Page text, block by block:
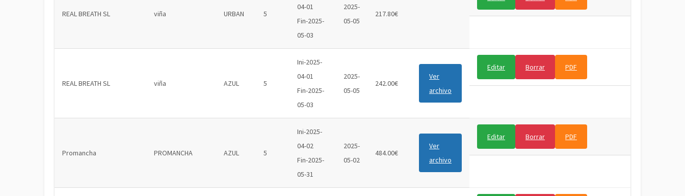
REAL BREATH SL viña URBAN 5
04-01
Fin-2025-
05-03
2025-
05-05
217.80€
REAL BREATH SL viña AZUL 5
Ini-2025-
04-01
Fin-2025-
05-03
2025-
05-05
242.00€
Ver
archivo
Editar Borrar PDF
Promancha PROMANCHA AZUL 5
Ini-2025-
04-02
Fin-2025-
05-31
2025-
05-02
484.00€
Ver
archivo
Editar Borrar PDF